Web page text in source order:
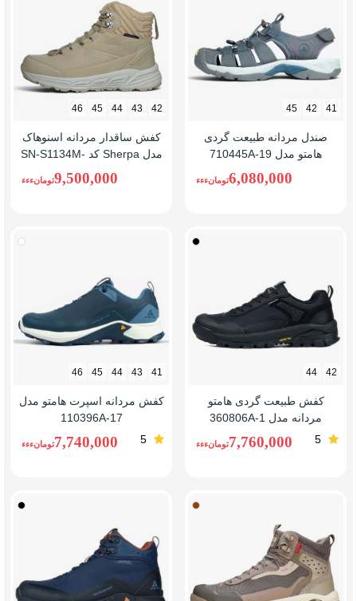
41
42
45
صندل مردانه طبیعت گردی
هامتو مدل 710445A-19
6,080,000تومانءءء
42
43
44
45
46
کفش ساقدار مردانه اسنوهاک
مدل Sherpa کد SN-S1134M-
1
9,500,000تومانءءء
مشکی
42
44
کفش طبیعت گردی هامتو
مردانه مدل 360806A-1
5
7,760,000تومانءءء
41
43
44
45
46
کفش مردانه اسپرت هامتو مدل
110396A-17
5
7,740,000تومانءءء
خاکی